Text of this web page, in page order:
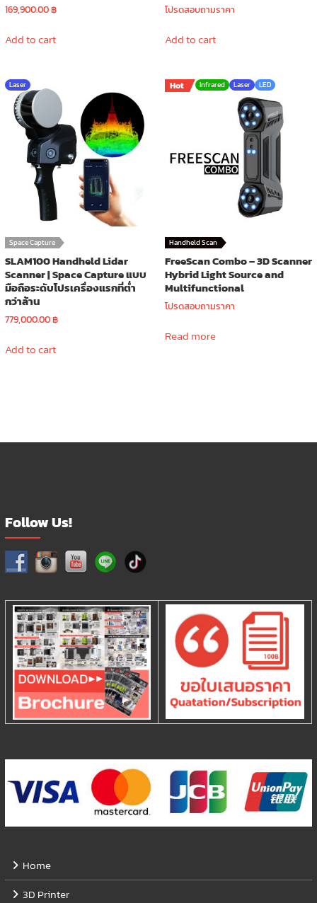
169,900.00฿
Add to cart
โปรดสอบถามราคา
Add to cart
Laser
Space Capture
SLAM100 Handheld Lidar
Scanner | Space Capture แบบ
มือถือระดับโปรเครื่องแรกที่ต่ำ
กว่าล้าน
779,000.00฿
Add to cart
Hot Infrared Laser LED
Handheld Scan
FreeScan Combo – 3D Scanner
Hybrid Light Source and
Multifunctional
โปรดสอบถามราคา
Read more
Follow Us!
Home
3D Printer